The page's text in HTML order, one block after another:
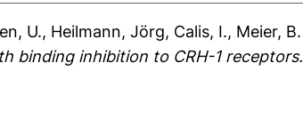
U., Heilmann, Jörg, Calis, I., Meier, B.
binding inhibition to CRH-1 receptors.